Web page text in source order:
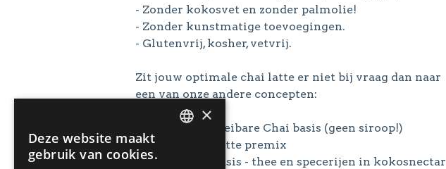
- Zonder kokosvet en zonder palmolie!
- Zonder kunstmatige toevoegingen.
- Glutenvrij, kosher, vetvrij.
Zit jouw optimale chai latte er niet bij vraag dan naar
een van onze andere concepten:
* Authentic vloeibare Chai basis (geen siroop!)
* Vegan Chai Latte premix
* Sticky Chai basis - thee en specerijen in kokosnectar
×
Deze website maakt
gebruik van cookies.